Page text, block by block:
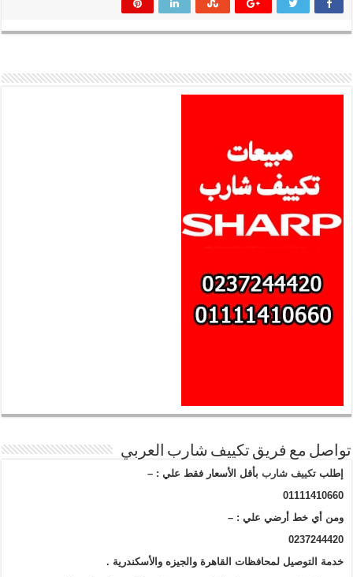
تواصل مع فريق تكييف شارب العربي
إطلبتكييف شارب بأقل الأسعار فقط علي : –
01111410660
ومن أي خط أرضي علي : –
0237244420
خدمة التوصيل لمحافظات القاهرة والجيزه والأسكندرية .